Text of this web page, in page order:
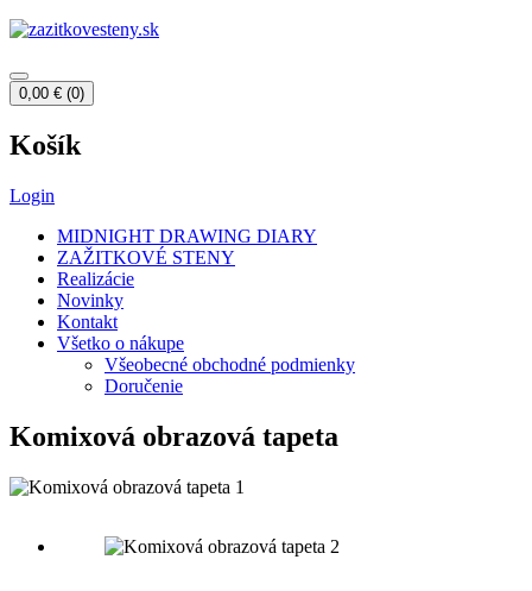
0,00 € (0)
Košík
Login
MIDNIGHT DRAWING DIARY
ZAŽITKOVÉ STENY
Realizácie
Novinky
Kontakt
Všetko o nákupe
Všeobecné obchodné podmienky
Doručenie
Komixová obrazová tapeta